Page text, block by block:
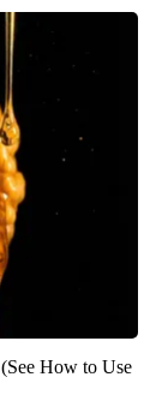
How to Use